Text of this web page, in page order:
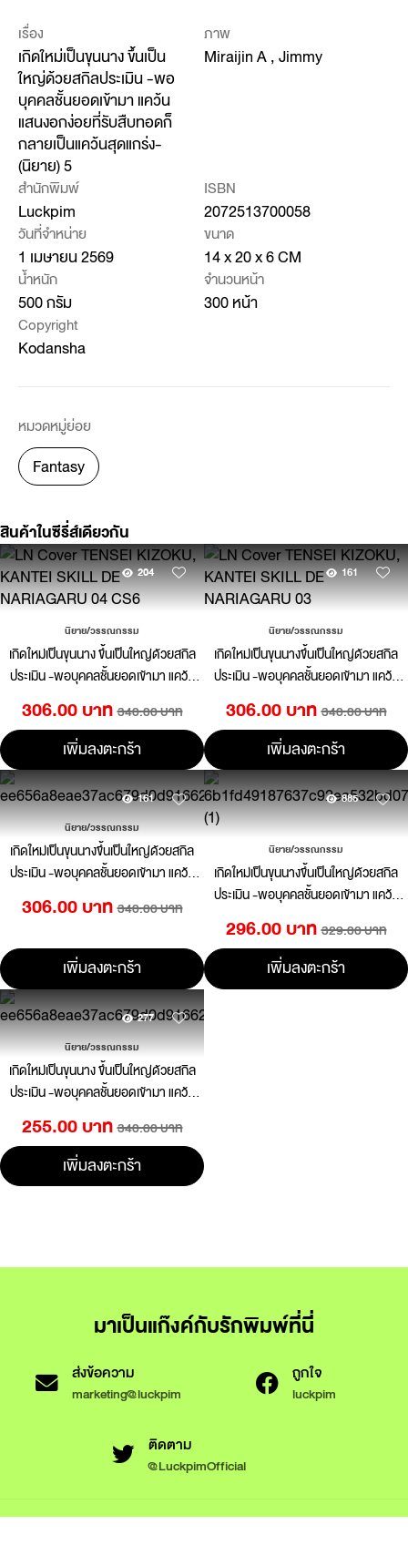
เรื่อง
เกิดใหม่เป็นขุนนาง ขึ้นเป็น
ใหญ่ด้วยสกิลประเมิน -พอ
บุคคลชั้นยอดเข้ามา แคว้น
แสนงอกง่อยที่รับสืบทอดก็
กลายเป็นแคว้นสุดแกร่ง-
(นิยาย) 5
ภาพ
Miraijin A , Jimmy
สำนักพิมพ์
Luckpim
ISBN
2072513700058
วันที่จำหน่าย
1 เมษายน 2569
ขนาด
14 x 20 x 6 CM
น้ำหนัก
500 กรัม
จำนวนหน้า
300 หน้า
Copyright
Kodansha
หมวดหมู่ย่อย
Fantasy
สินค้าในซีรี่ส์เดียวกัน
204
นิยาย/วรรณกรรม
เกิดใหม่เป็นขุนนาง ขึ้นเป็นใหญ่ด้วยสกิล
ประเมิน -พอบุคคลชั้นยอดเข้ามา แคว้น
สุดแกร่ง- (นิยาย) เล่ม 4
306.00 บาท 340.00 บาท
เพิ่มลงตะกร้า
161
นิยาย/วรรณกรรม
เกิดใหม่เป็นขุนนางขึ้นเป็นใหญ่ด้วยสกิล
ประเมิน -พอบุคคลชั้นยอดเข้ามา แคว้น
สุดแกร่ง- เล่ม 03 (นิยาย)
306.00 บาท 340.00 บาท
เพิ่มลงตะกร้า
161
นิยาย/วรรณกรรม
เกิดใหม่เป็นขุนนางขึ้นเป็นใหญ่ด้วยสกิล
ประเมิน -พอบุคคลชั้นยอดเข้ามา แคว้น
แสนงอกง่อยที่รับสืบทอดก็กลายเป็นแคว้น
สุดแกร่ง- เล่ม 02 (นิยาย)
306.00 บาท 340.00 บาท
เพิ่มลงตะกร้า
885
นิยาย/วรรณกรรม
เกิดใหม่เป็นขุนนางขึ้นเป็นใหญ่ด้วยสกิล
ประเมิน -พอบุคคลชั้นยอดเข้ามา แคว้น
แสนงอกง่อยที่รับสืบทอดก็กลายเป็นแคว้น
สุดแกร่ง- เล่ม 01 (นิยาย)
296.00 บาท 329.00 บาท
เพิ่มลงตะกร้า
277
นิยาย/วรรณกรรม
เกิดใหม่เป็นขุนนาง ขึ้นเป็นใหญ่ด้วยสกิล
ประเมิน -พอบุคคลชั้นยอดเข้ามา แคว้น
สุดแกร่ง- (นิยาย) 2
255.00 บาท 340.00 บาท
เพิ่มลงตะกร้า
มาเป็นแก๊งค์กับรักพิมพ์ที่นี่
ส่งข้อความ
marketing@luckpim
ถูกใจ
luckpim
ติดตาม
@LuckpimOfficial